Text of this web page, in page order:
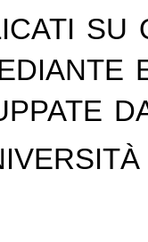
su